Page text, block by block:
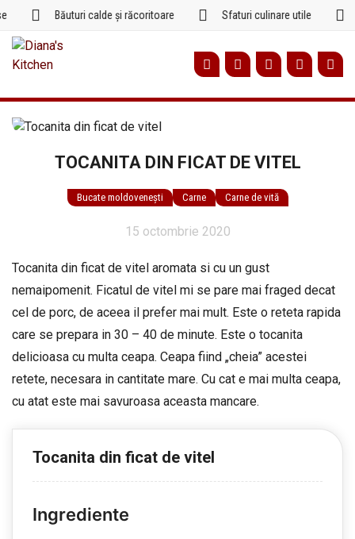
conținut
Băuturi calde și răcoritoare Sfaturi culinare utile
TOCANITA DIN FICAT DE VITEL
Bucate moldovenești Carne Carne de vită
15 octombrie 2020
Tocanita din ficat de vitel aromata si cu un gust
nemaipomenit. Ficatul de vitel mi se pare mai fraged decat
cel de porc, de aceea il prefer mai mult. Este o reteta rapida
care se prepara in 30 – 40 de minute. Este o tocanita
delicioasa cu multa ceapa. Ceapa fiind „cheia” acestei
retete, necesara in cantitate mare. Cu cat e mai multa ceapa,
cu atat este mai savuroasa aceasta mancare.
Tocanita din ficat de vitel
Ingrediente